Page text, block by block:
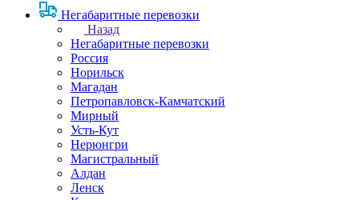
Негабаритные перевозки
Назад
Негабаритные перевозки
Россия
Норильск
Магадан
Петропавловск-Камчатский
Мирный
Усть-Кут
Нерюнгри
Магистральный
Алдан
Ленск